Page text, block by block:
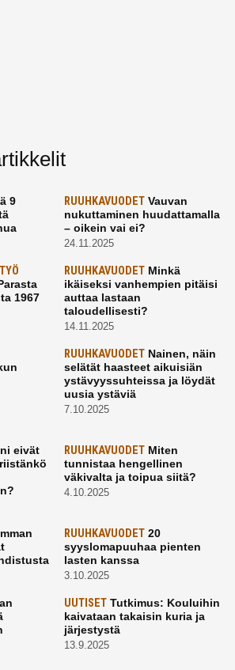
9
RUUHKAVUODETVauvan
nukuttaminen huudattamalla
– oikein vai ei?
24.11.2025
1967
RUUHKAVUODETMinkä
ikäiseksi vanhempien pitäisi
auttaa lastaan
taloudellisesti?
14.11.2025
RUUHKAVUODETNainen, näin
selätät haasteet aikuisiän
ystävyyssuhteissa ja löydät
uusia ystäviä
7.10.2025
eivät
RUUHKAVUODETMiten
tunnistaa hengellinen
väkivalta ja toipua siitä?
4.10.2025
RUUHKAVUODET20
syyslomapuuhaa pienten
lasten kanssa
3.10.2025
UUTISETTutkimus: Kouluihin
kaivataan takaisin kuria ja
järjestystä
13.9.2025